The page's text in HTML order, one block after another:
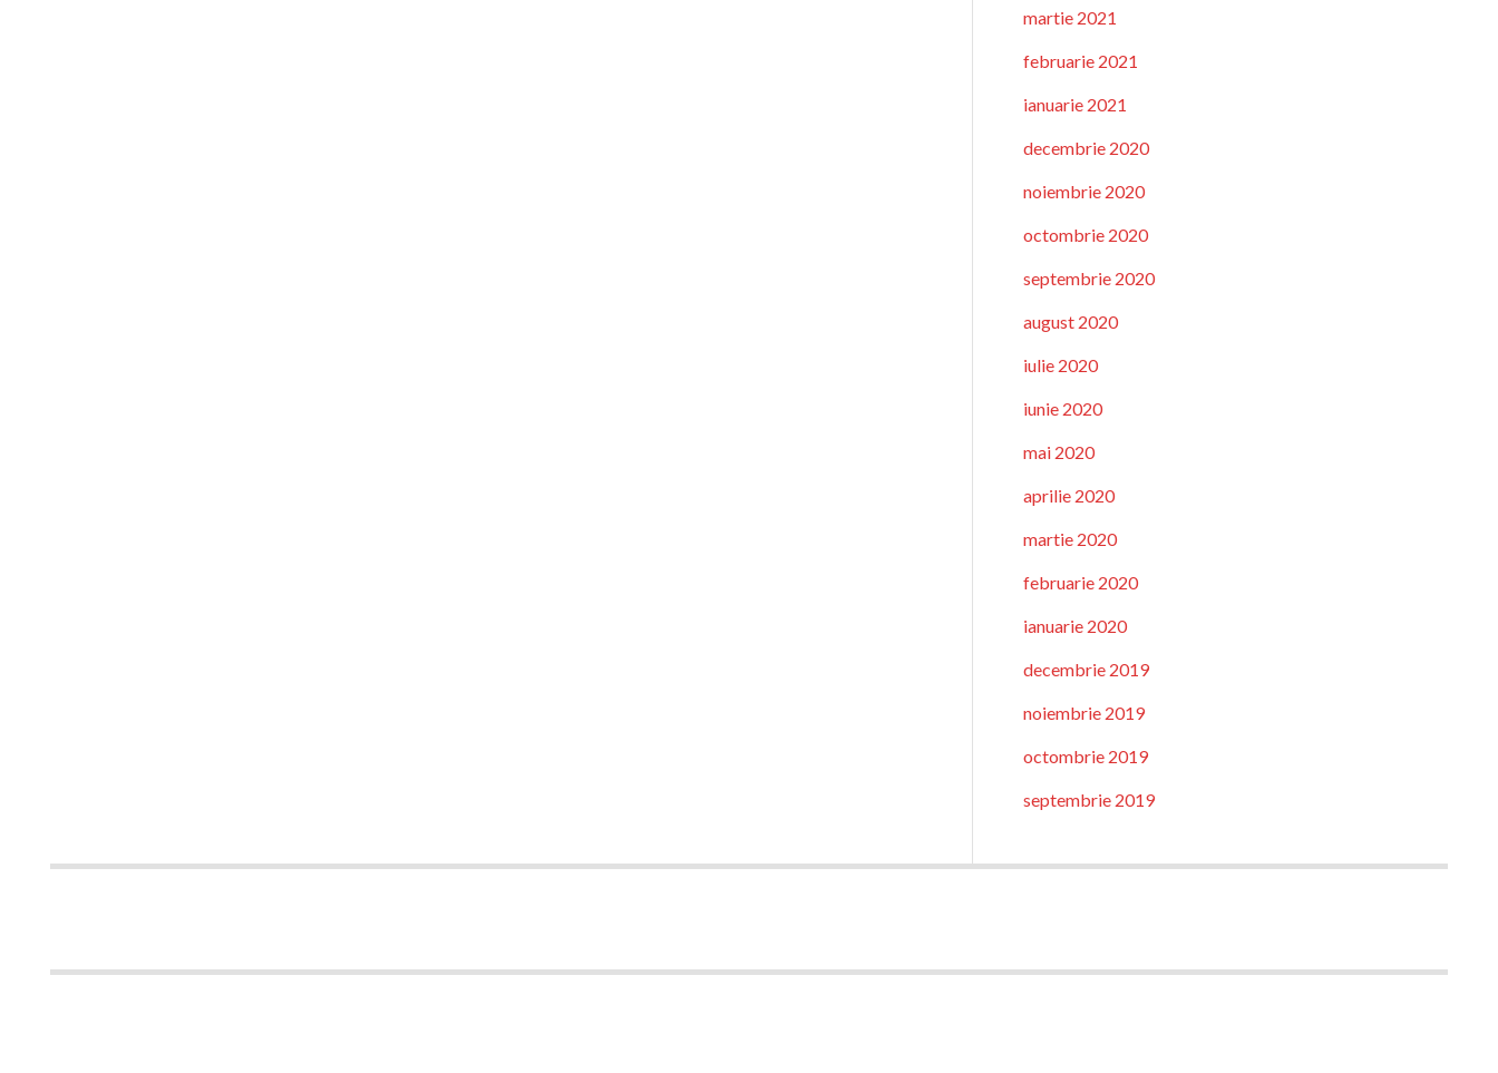
martie 2021
februarie 2021
ianuarie 2021
decembrie 2020
noiembrie 2020
octombrie 2020
septembrie 2020
august 2020
iulie 2020
iunie 2020
mai 2020
aprilie 2020
martie 2020
februarie 2020
ianuarie 2020
decembrie 2019
noiembrie 2019
octombrie 2019
septembrie 2019